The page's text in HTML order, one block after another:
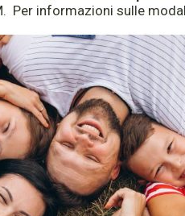
Per informazioni sulle